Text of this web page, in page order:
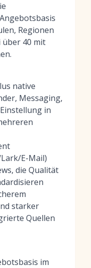
Regionen
über 40 mit
native
Messaging,
in
E-Mail)
die Qualität
starker
Quellen
im